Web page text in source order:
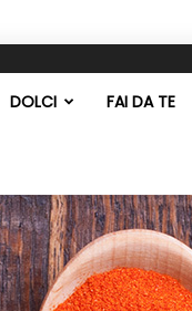
DOLCI FAI DA TE